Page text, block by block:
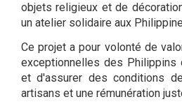
objets religieux et de
un atelier solidaire aux
Ce projet a pour volonté de
exceptionnelles des Philippins
et d'assurer des conditions
artisans et une rémunération